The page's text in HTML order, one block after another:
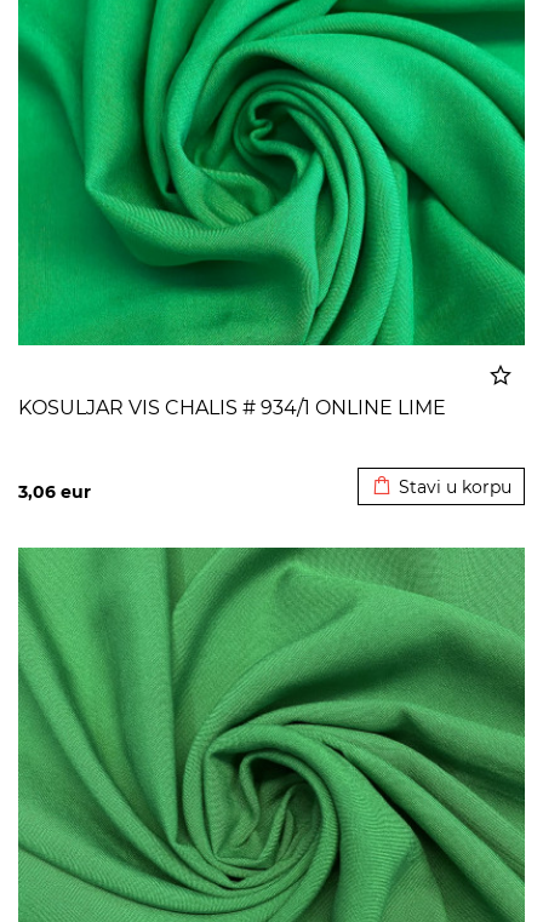
KOSULJAR VIS CHALIS # 934/1 ONLINE LIME
3,06 eur Stavi u korpu